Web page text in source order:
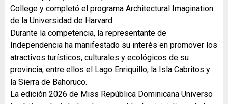
College y completó el programa Architectural Imagination
de la Universidad de Harvard.
Durante la competencia, la representante de
Independencia ha manifestado su interés en promover los
atractivos turísticos, culturales y ecológicos de su
provincia, entre ellos el Lago Enriquillo, la Isla Cabritos y
la Sierra de Bahoruco.
La edición 2026 de Miss República Dominicana Universo